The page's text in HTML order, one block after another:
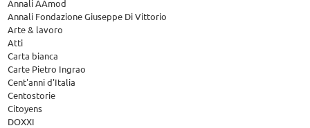
Annali AAmod
Annali Fondazione Giuseppe Di Vittorio
Arte & lavoro
Atti
Carta bianca
Carte Pietro Ingrao
Cent'anni d'Italia
Centostorie
Citoyens
DOXXI